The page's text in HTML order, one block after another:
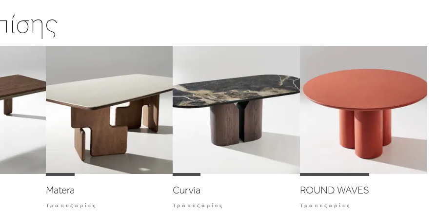
Matera
Τραπεζαρίες
Curvia
Τραπεζαρίες
ROUND WAVES
Τραπεζαρίες